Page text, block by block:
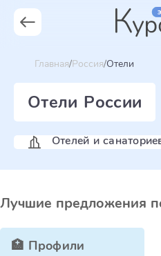
Главная Россия Отели
Отели России
Отелей и
Лучшие предложения
🏥 Профили